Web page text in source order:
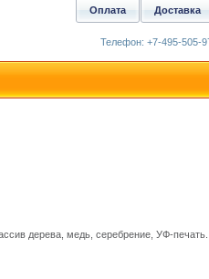
дерева, медь, серебрение, УФ-
Доставка
Оплата
Телефон: +7-495-505-